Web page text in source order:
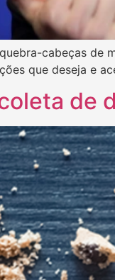
cabeças de
que deseja e
de